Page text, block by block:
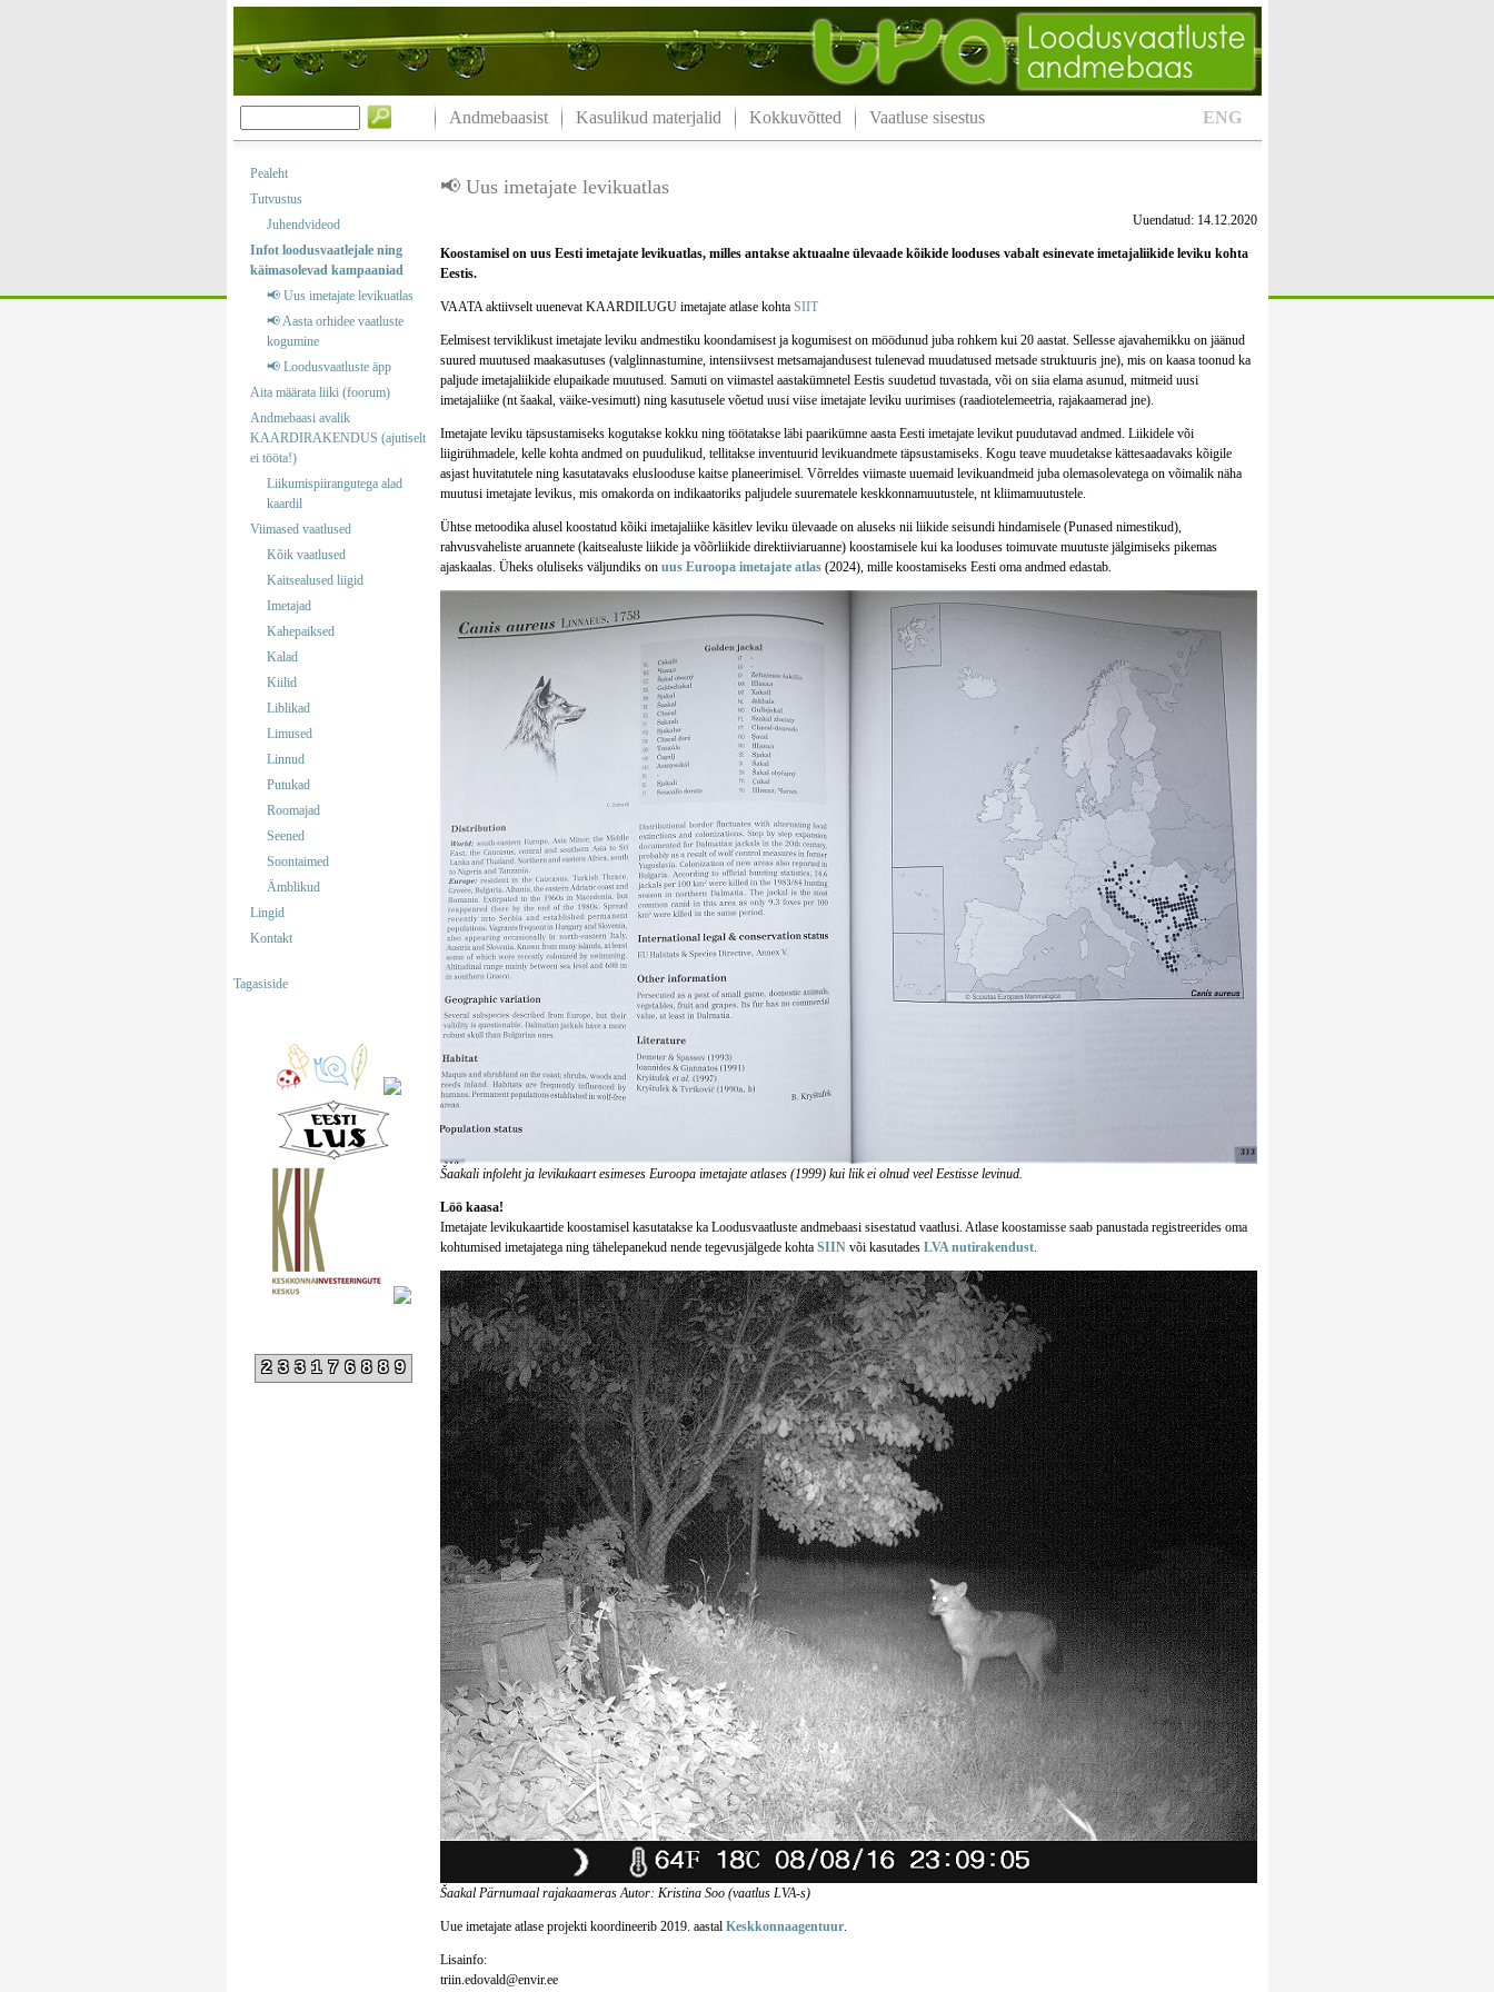
ENG
Andmebaasist Kasulikud materjalid Kokkuvõtted Vaatluse sisestus
Pealeht
Tutvustus
Juhendvideod
Infot loodusvaatlejale ning
käimasolevad kampaaniad
📢 Uus imetajate levikuatlas
📢 Aasta orhidee vaatluste
kogumine
📢 Loodusvaatluste äpp
Aita määrata liiki (foorum)
Andmebaasi avalik
KAARDIRAKENDUS (ajutiselt
ei tööta!)
Liikumispiirangutega alad
kaardil
Viimased vaatlused
Kõik vaatlused
Kaitsealused liigid
Imetajad
Kahepaiksed
Kalad
Kiilid
Liblikad
Limused
Linnud
Putukad
Roomajad
Seened
Soontaimed
Ämblikud
Lingid
Kontakt
Tagasiside
233176889
📢 Uus imetajate levikuatlas
Uuendatud: 14.12.2020
Koostamisel on uus Eesti imetajate levikuatlas, milles antakse aktuaalne ülevaade kõikide looduses vabalt esinevate imetajaliikide leviku kohta
Eestis.
VAATA aktiivselt uuenevat KAARDILUGU imetajate atlase kohta SIIT
Eelmisest terviklikust imetajate leviku andmestiku koondamisest ja kogumisest on möödunud juba rohkem kui 20 aastat. Sellesse ajavahemikku on jäänud
suured muutused maakasutuses (valglinnastumine, intensiivsest metsamajandusest tulenevad muudatused metsade struktuuris jne), mis on kaasa toonud ka
paljude imetajaliikide elupaikade muutused. Samuti on viimastel aastakümnetel Eestis suudetud tuvastada, või on siia elama asunud, mitmeid uusi
imetajaliike (nt šaakal, väike-vesimutt) ning kasutusele võetud uusi viise imetajate leviku uurimises (raadiotelemeetria, rajakaamerad jne).
Imetajate leviku täpsustamiseks kogutakse kokku ning töötatakse läbi paarikümne aasta Eesti imetajate levikut puudutavad andmed. Liikidele või
liigirühmadele, kelle kohta andmed on puudulikud, tellitakse inventuurid levikuandmete täpsustamiseks. Kogu teave muudetakse kättesaadavaks kõigile
asjast huvitatutele ning kasutatavaks eluslooduse kaitse planeerimisel. Võrreldes viimaste uuemaid levikuandmeid juba olemasolevatega on võimalik näha
muutusi imetajate levikus, mis omakorda on indikaatoriks paljudele suurematele keskkonnamuutustele, nt kliimamuutustele.
Ühtse metoodika alusel koostatud kõiki imetajaliike käsitlev leviku ülevaade on aluseks nii liikide seisundi hindamisele (Punased nimestikud),
rahvusvaheliste aruannete (kaitsealuste liikide ja võõrliikide direktiiviaruanne) koostamisele kui ka looduses toimuvate muutuste jälgimiseks pikemas
ajaskaalas. Üheks oluliseks väljundiks on uus Euroopa imetajate atlas (2024), mille koostamiseks Eesti oma andmed edastab.
Šaakali infoleht ja levikukaart esimeses Euroopa imetajate atlases (1999) kui liik ei olnud veel Eestisse levinud.
Löö kaasa!
Imetajate levikukaartide koostamisel kasutatakse ka Loodusvaatluste andmebaasi sisestatud vaatlusi. Atlase koostamisse saab panustada registreerides oma
kohtumised imetajatega ning tähelepanekud nende tegevusjälgede kohta SIINvõi kasutades LVA nutirakendust.
Šaakal Pärnumaal rajakaameras Autor: Kristina Soo (vaatlus LVA-s)
Uue imetajate atlase projekti koordineerib 2019. aastal Keskkonnaagentuur.
Lisainfo:
triin.edovald@envir.ee